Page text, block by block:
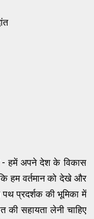
हमें अपने देश के विकास
हम वर्तमान को देखे और
प्रदर्शक की भूमिका में
की सहायता लेनी चाहिए